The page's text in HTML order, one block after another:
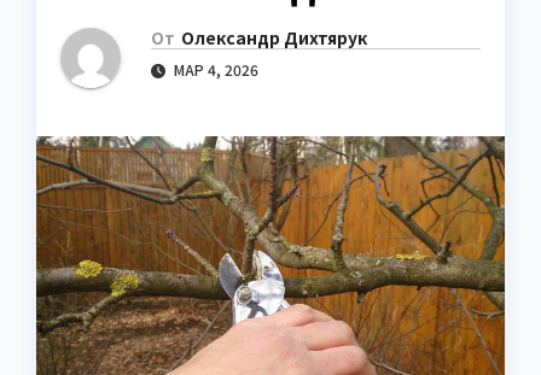
От Олександр Дихтярук
МАР 4, 2026